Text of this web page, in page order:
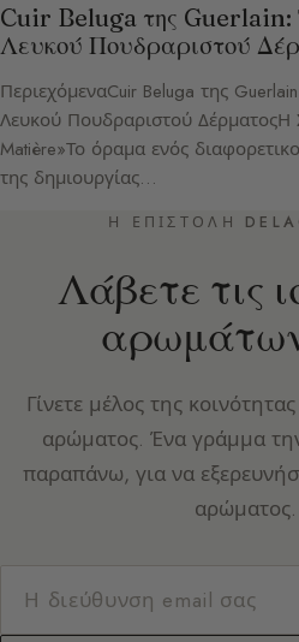
Cuir Beluga της Guerlain:
Λευκού Πουδραριστού
ΠεριεχόμεναCuir Beluga της
Λευκού Πουδραριστού ΔέρματοςΗ
Matière»Το όραμα ενός
της δημιουργίας…
Η ΕΠΙΣΤΟΛΉ
Λάβετε τις
Γίνετε μέλος της
αρώματος. Ένα γράμμα
παραπάνω, για να
αρώματος.